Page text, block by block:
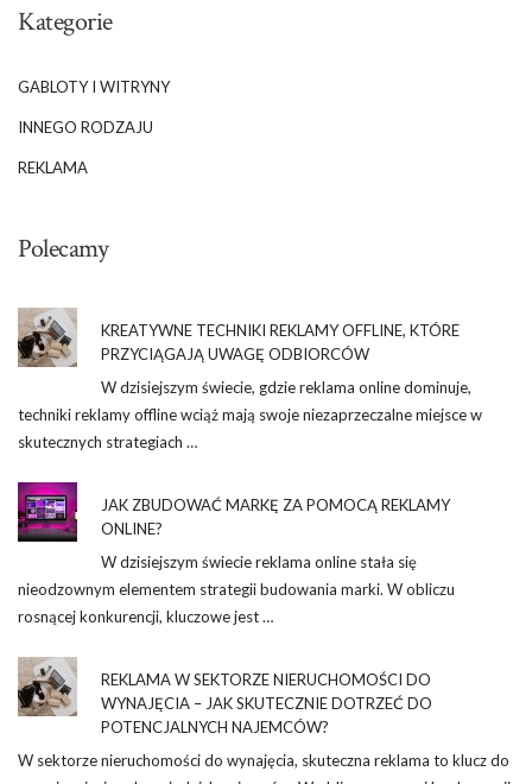
Kategorie
GABLOTY I WITRYNY
INNEGO RODZAJU
REKLAMA
Polecamy
KREATYWNE TECHNIKI REKLAMY OFFLINE, KTÓRE
PRZYCIĄGAJĄ UWAGĘ ODBIORCÓW
W dzisiejszym świecie, gdzie reklama online dominuje,
techniki reklamy offline wciąż mają swoje niezaprzeczalne miejsce w
skutecznych strategiach …
JAK ZBUDOWAĆ MARKĘ ZA POMOCĄ REKLAMY
ONLINE?
W dzisiejszym świecie reklama online stała się
nieodzownym elementem strategii budowania marki. W obliczu
rosnącej konkurencji, kluczowe jest …
REKLAMA W SEKTORZE NIERUCHOMOŚCI DO
WYNAJĘCIA – JAK SKUTECZNIE DOTRZEĆ DO
POTENCJALNYCH NAJEMCÓW?
W sektorze nieruchomości do wynajęcia, skuteczna reklama to klucz do